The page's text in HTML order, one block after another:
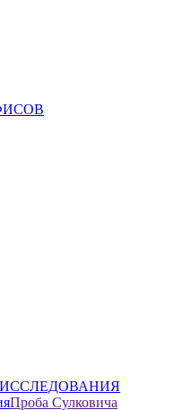
ИССЛЕДОВАНИЯ
Проба Сулковича